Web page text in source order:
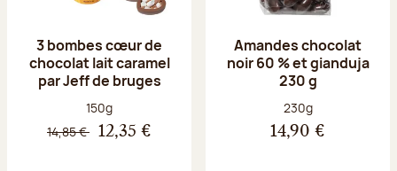
3 bombes cœur de
chocolat lait caramel
par Jeff de bruges
Poids net :
150g
14,85 € 12,35 €
Amandes chocolat
noir 60 % et gianduja
230 g
Poids net :
230g
14,90 €